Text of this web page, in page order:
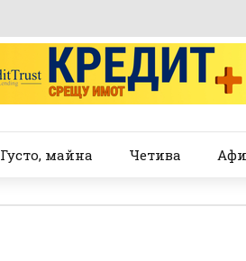
Густо, майна Четива